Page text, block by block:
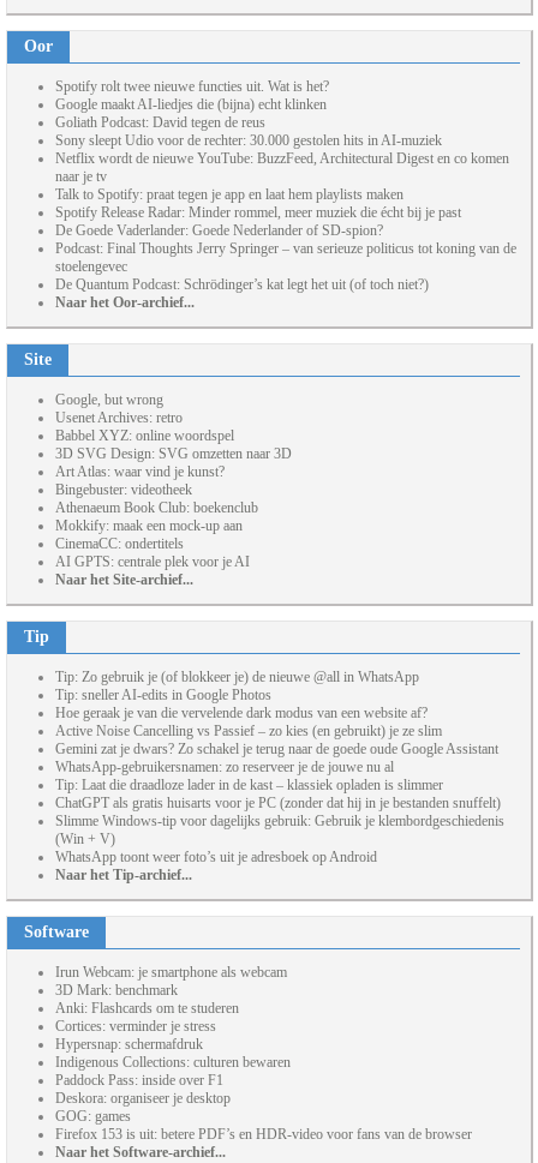
Oor
Spotify rolt twee nieuwe functies uit. Wat is het?
Google maakt AI-liedjes die (bijna) echt klinken
Goliath Podcast: David tegen de reus
Sony sleept Udio voor de rechter: 30.000 gestolen hits in AI-muziek
Netflix wordt de nieuwe YouTube: BuzzFeed, Architectural Digest en co komen
naar je tv
Talk to Spotify: praat tegen je app en laat hem playlists maken
Spotify Release Radar: Minder rommel, meer muziek die écht bij je past
De Goede Vaderlander: Goede Nederlander of SD-spion?
Podcast: Final Thoughts Jerry Springer – van serieuze politicus tot koning van de
stoelengevec
De Quantum Podcast: Schrödinger’s kat legt het uit (of toch niet?)
Naar het Oor-archief...
Site
Google, but wrong
Usenet Archives: retro
Babbel XYZ: online woordspel
3D SVG Design: SVG omzetten naar 3D
Art Atlas: waar vind je kunst?
Bingebuster: videotheek
Athenaeum Book Club: boekenclub
Mokkify: maak een mock-up aan
CinemaCC: ondertitels
AI GPTS: centrale plek voor je AI
Naar het Site-archief...
Tip
Tip: Zo gebruik je (of blokkeer je) de nieuwe @all in WhatsApp
Tip: sneller AI-edits in Google Photos
Hoe geraak je van die vervelende dark modus van een website af?
Active Noise Cancelling vs Passief – zo kies (en gebruikt) je ze slim
Gemini zat je dwars? Zo schakel je terug naar de goede oude Google Assistant
WhatsApp-gebruikersnamen: zo reserveer je de jouwe nu al
Tip: Laat die draadloze lader in de kast – klassiek opladen is slimmer
ChatGPT als gratis huisarts voor je PC (zonder dat hij in je bestanden snuffelt)
Slimme Windows-tip voor dagelijks gebruik: Gebruik je klembordgeschiedenis
(Win + V)
WhatsApp toont weer foto’s uit je adresboek op Android
Naar het Tip-archief...
Software
Irun Webcam: je smartphone als webcam
3D Mark: benchmark
Anki: Flashcards om te studeren
Cortices: verminder je stress
Hypersnap: schermafdruk
Indigenous Collections: culturen bewaren
Paddock Pass: inside over F1
Deskora: organiseer je desktop
GOG: games
Firefox 153 is uit: betere PDF’s en HDR-video voor fans van de browser
Naar het Software-archief...